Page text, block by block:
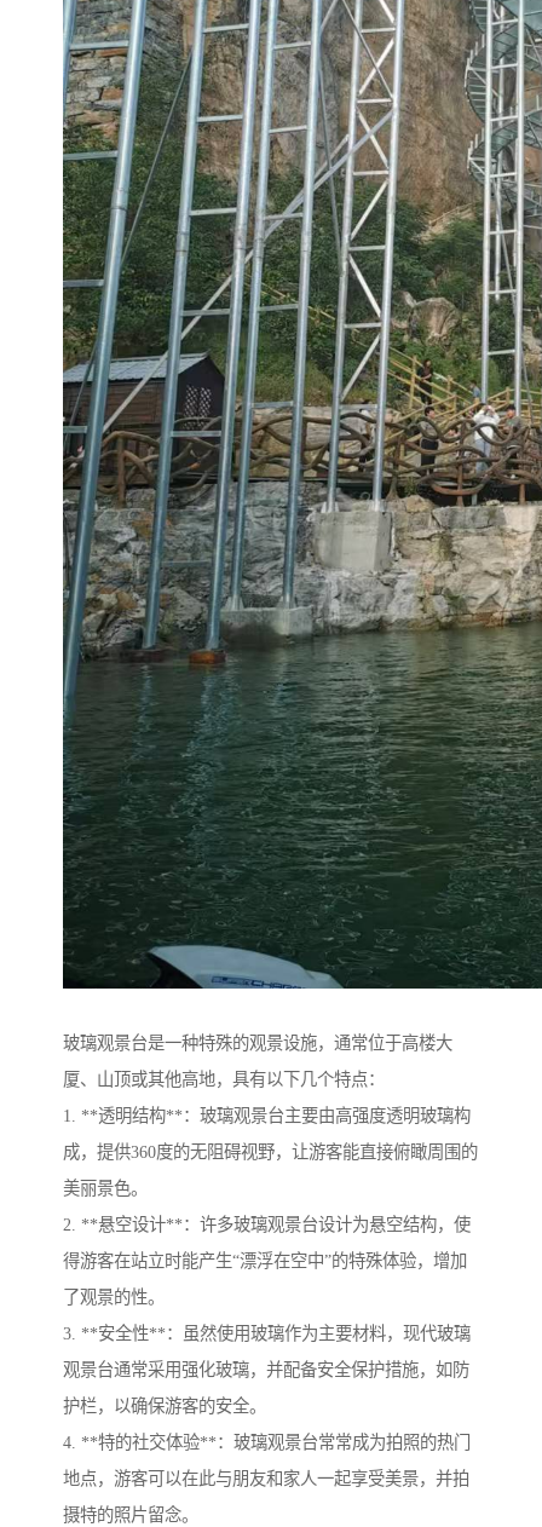
玻璃观景台是一种特殊的观景设施，通常位于高楼大
厦、山顶或其他高地，具有以下几个特点：
1. **透明结构**：玻璃观景台主要由高强度透明玻璃构
成，提供360度的无阻碍视野，让游客能直接俯瞰周围的
美丽景色。
2. **悬空设计**：许多玻璃观景台设计为悬空结构，使
得游客在站立时能产生“漂浮在空中”的特殊体验，增加
了观景的性。
3. **安全性**：虽然使用玻璃作为主要材料，现代玻璃
观景台通常采用强化玻璃，并配备安全保护措施，如防
护栏，以确保游客的安全。
4. **特的社交体验**：玻璃观景台常常成为拍照的热门
地点，游客可以在此与朋友和家人一起享受美景，并拍
摄特的照片留念。